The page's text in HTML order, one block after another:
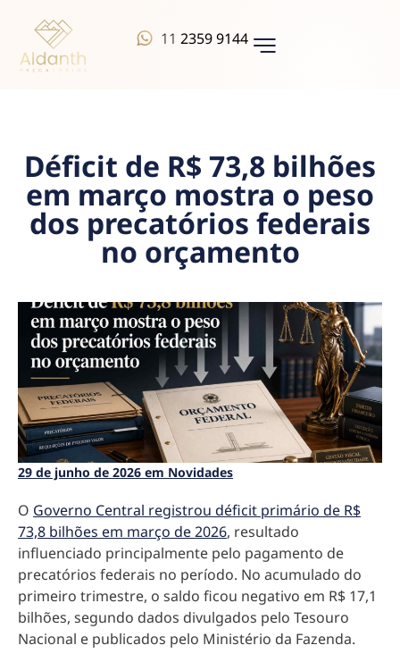
112359 9144
Déficit de R$ 73,8 bilhões
em março mostra o peso
dos precatórios federais
no orçamento
29 de junho de 2026 em Novidades
O Governo Central registrou déficit primário de R$
73,8 bilhões em março de 2026, resultado
influenciado principalmente pelo pagamento de
precatórios federais no período. No acumulado do
primeiro trimestre, o saldo ficou negativo em R$ 17,1
bilhões, segundo dados divulgados pelo Tesouro
Nacional e publicados pelo Ministério da Fazenda.